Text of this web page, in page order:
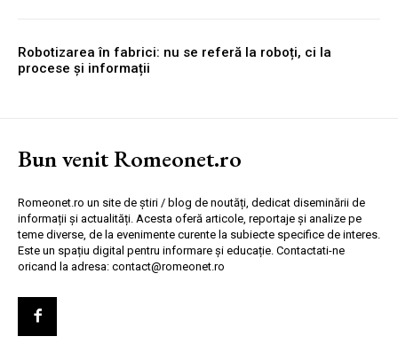
Robotizarea în fabrici: nu se referă la roboți, ci la
procese și informații
Bun venit Romeonet.ro
Romeonet.ro un site de știri / blog de noutăți, dedicat diseminării de
informații și actualități. Acesta oferă articole, reportaje și analize pe
teme diverse, de la evenimente curente la subiecte specifice de interes.
Este un spațiu digital pentru informare și educație. Contactati-ne
oricand la adresa: contact@romeonet.ro